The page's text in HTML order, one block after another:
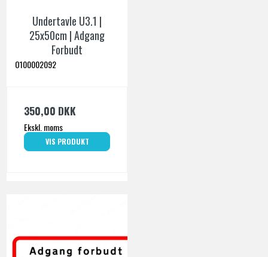
Undertavle U3.1 |
25x50cm | Adgang
Forbudt
O100002092
350,00 DKK
Ekskl. moms
VIS PRODUKT